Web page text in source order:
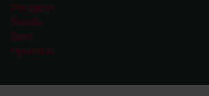
Peugeot
Skoda
Seat
Hyundai